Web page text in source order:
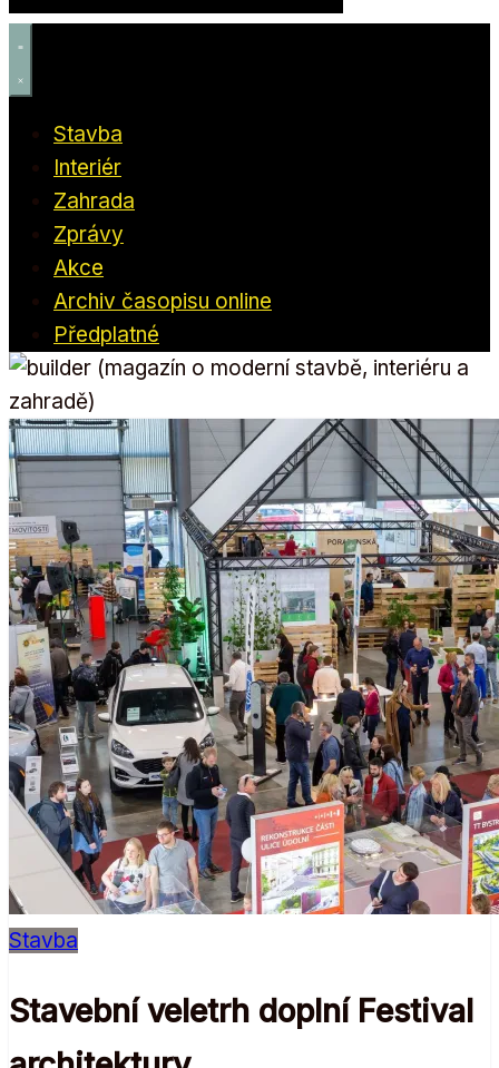
Stavba
Interiér
Zahrada
Zprávy
Akce
Archiv časopisu online
Předplatné
Stavba
Stavební veletrh doplní Festival